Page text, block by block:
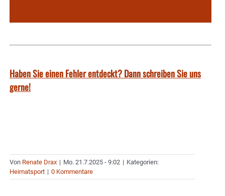
Haben Sie einen Fehler entdeckt? Dann schreiben Sie uns
gerne!
Von Renate Drax | Mo. 21.7.2025 - 9:02 | Kategorien:
Heimatsport | 0 Kommentare